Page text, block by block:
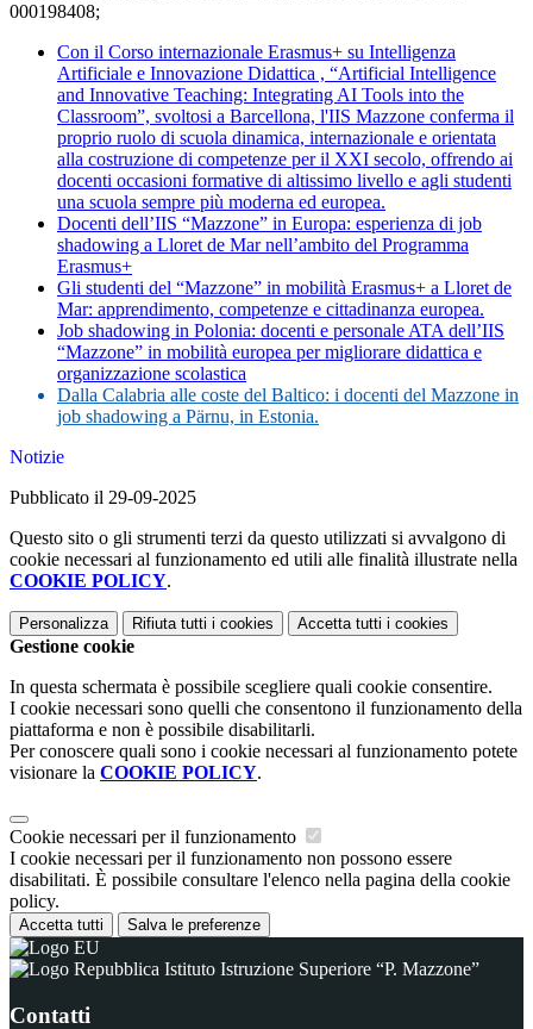
000198408;
Con il Corso internazionale Erasmus+ su Intelligenza
Artificiale e Innovazione Didattica , “Artificial Intelligence
and Innovative Teaching: Integrating AI Tools into the
Classroom”, svoltosi a Barcellona, l'IIS Mazzone conferma il
proprio ruolo di scuola dinamica, internazionale e orientata
alla costruzione di competenze per il XXI secolo, offrendo ai
docenti occasioni formative di altissimo livello e agli studenti
una scuola sempre più moderna ed europea.
Docenti dell’IIS “Mazzone” in Europa: esperienza di job
shadowing a Lloret de Mar nell’ambito del Programma
Erasmus+
Gli studenti del “Mazzone” in mobilità Erasmus+ a Lloret de
Mar: apprendimento, competenze e cittadinanza europea.
Job shadowing in Polonia: docenti e personale ATA dell’IIS
“Mazzone” in mobilità europea per migliorare didattica e
organizzazione scolastica
Dalla Calabria alle coste del Baltico: i docenti del Mazzone in
job shadowing a Pärnu, in Estonia.
Notizie
Pubblicato il 29-09-2025
Questo sito o gli strumenti terzi da questo utilizzati si avvalgono di
cookie necessari al funzionamento ed utili alle finalità illustrate nella
COOKIE POLICY.
Personalizza Rifiuta tutti i cookies Accetta tutti i cookies
Gestione cookie
In questa schermata è possibile scegliere quali cookie consentire.
I cookie necessari sono quelli che consentono il funzionamento della
piattaforma e non è possibile disabilitarli.
Per conoscere quali sono i cookie necessari al funzionamento potete
visionare la COOKIE POLICY.
Cookie necessari per il funzionamento
I cookie necessari per il funzionamento non possono essere
disabilitati. È possibile consultare l'elenco nella pagina della cookie
policy.
Accetta tutti Salva le preferenze
Istituto Istruzione Superiore “P. Mazzone”
Contatti